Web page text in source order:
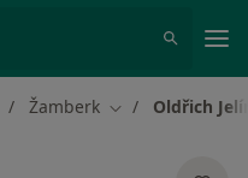
Žamberk Změna města
Oldřich